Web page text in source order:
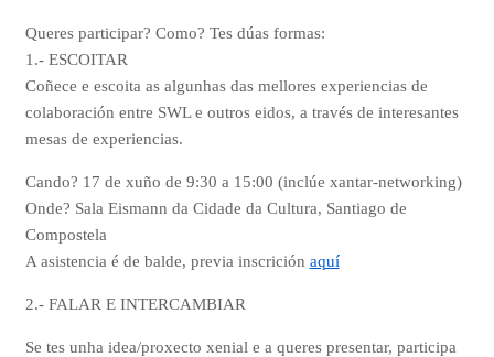
Queres participar? Como? Tes dúas formas:
1.- ESCOITAR
Coñece e escoita as algunhas das mellores experiencias de
colaboración entre SWL e outros eidos, a través de interesantes
mesas de experiencias.
Cando? 17 de xuño de 9:30 a 15:00 (inclúe xantar-networking)
Onde? Sala Eismann da Cidade da Cultura, Santiago de
Compostela
A asistencia é de balde, previa inscrición aquí
2.- FALAR E INTERCAMBIAR
Se tes unha idea/proxecto xenial e a queres presentar, participa